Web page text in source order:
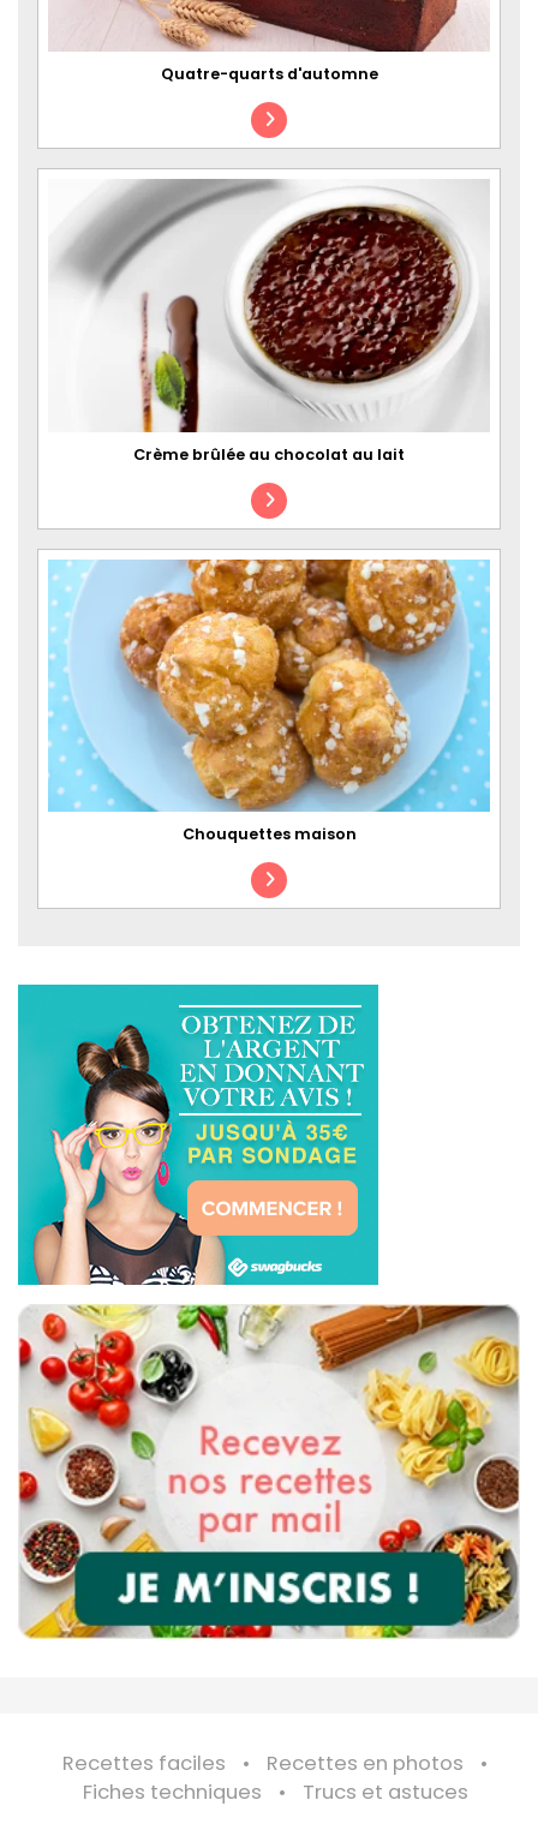
Quatre-quarts d'automne
Crème brûlée au chocolat au lait
Chouquettes maison
Recettes faciles
Recettes en photos
Fiches techniques
Trucs et astuces